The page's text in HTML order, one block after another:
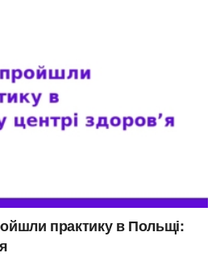
практику в Польщі: